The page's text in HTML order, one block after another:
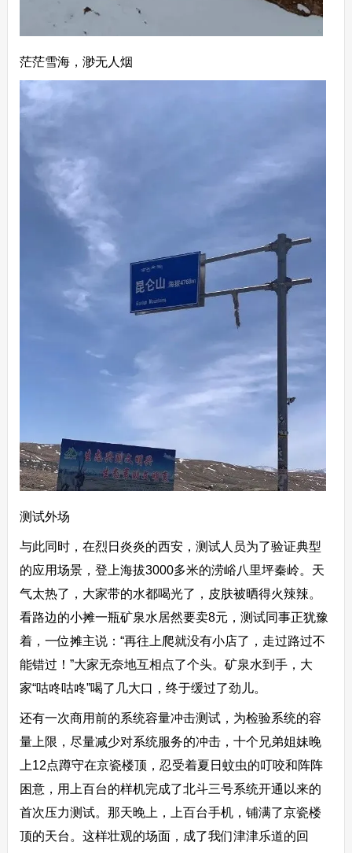
茫茫雪海，渺无人烟
测试外场
与此同时，在烈日炎炎的西安，测试人员为了验证典型
的应用场景，登上海拔3000多米的涝峪八里坪秦岭。天
气太热了，大家带的水都喝光了，皮肤被晒得火辣辣。
看路边的小摊一瓶矿泉水居然要卖8元，测试同事正犹豫
着，一位摊主说：“再往上爬就没有小店了，走过路过不
能错过！”大家无奈地互相点了个头。矿泉水到手，大
家“咕咚咕咚”喝了几大口，终于缓过了劲儿。
还有一次商用前的系统容量冲击测试，为检验系统的容
量上限，尽量减少对系统服务的冲击，十个兄弟姐妹晚
上12点蹲守在京瓷楼顶，忍受着夏日蚊虫的叮咬和阵阵
困意，用上百台的样机完成了北斗三号系统开通以来的
首次压力测试。那天晚上，上百台手机，铺满了京瓷楼
顶的天台。这样壮观的场面，成了我们津津乐道的回